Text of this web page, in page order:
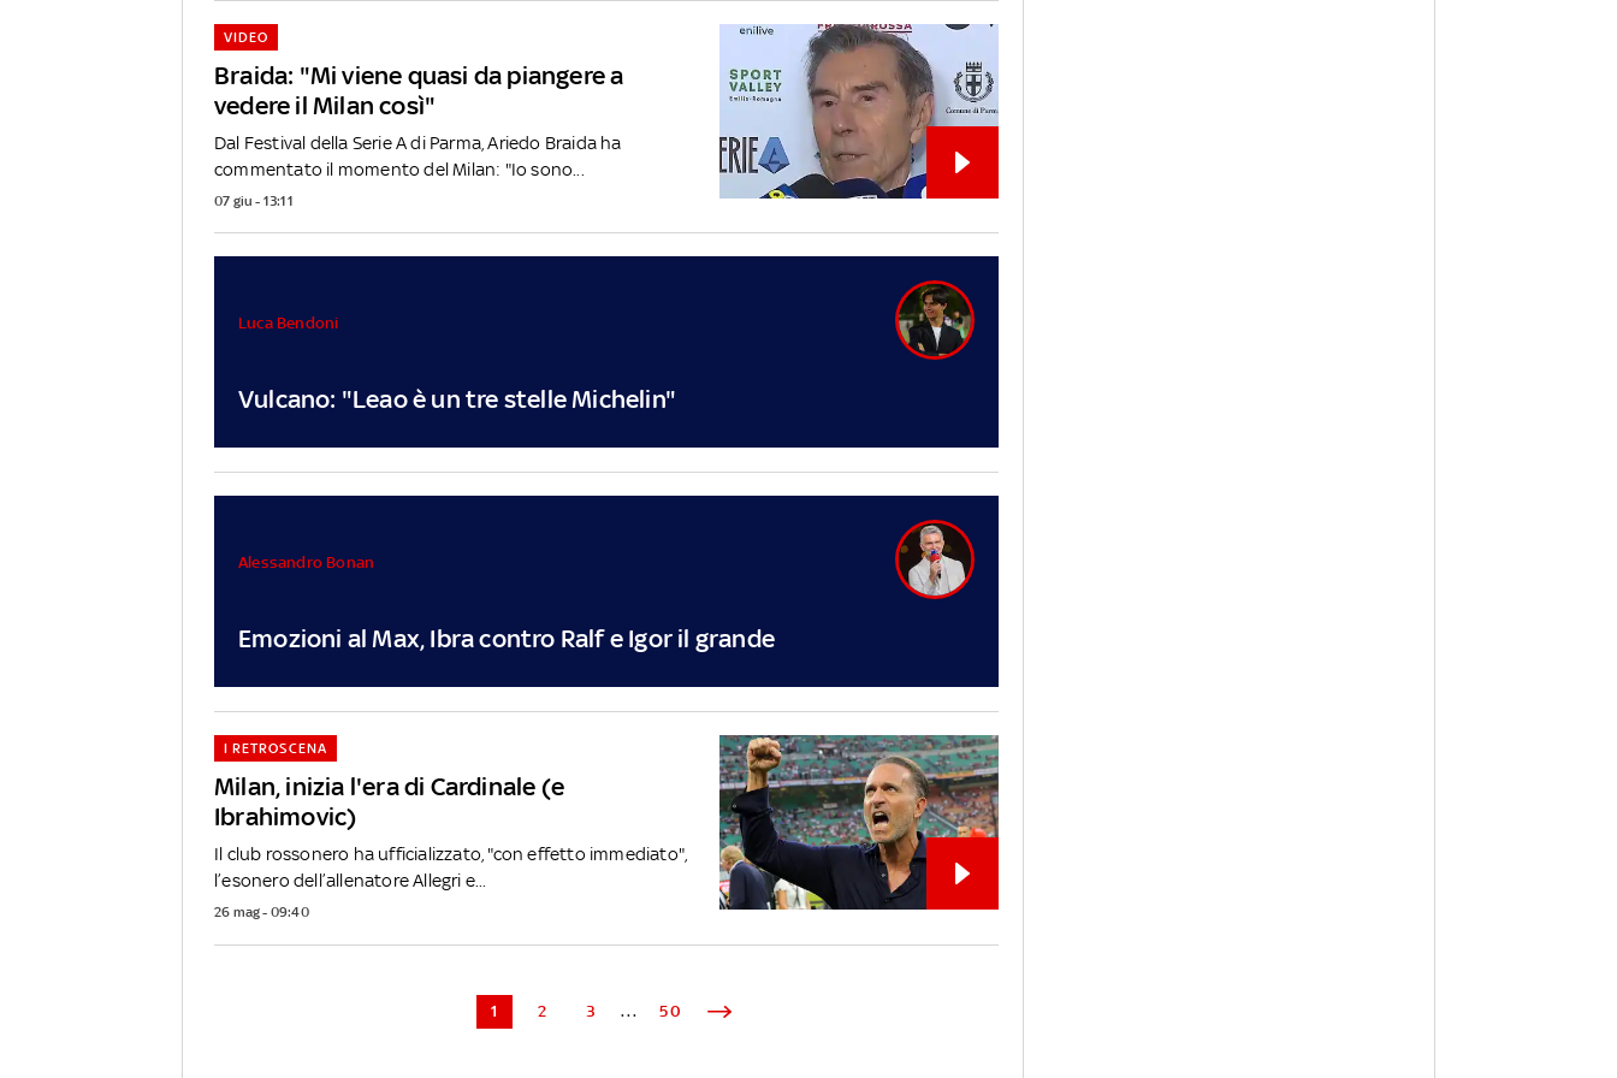
Braida: "Mi viene quasi da piangere a
vedere il Milan così"
VIDEO
Dal Festival della Serie A di Parma, Ariedo Braida ha
commentato il momento del Milan: "Io sono...
07 giu - 13:11
Vulcano: "Leao è un tre stelle Michelin"
Luca Bendoni
Emozioni al Max, Ibra contro Ralf e Igor il grande
Alessandro Bonan
Milan, inizia l'era di Cardinale (e
Ibrahimovic)
I RETROSCENA
Il club rossonero ha ufficializzato, "con effetto immediato",
l’esonero dell’allenatore Allegri e...
26 mag - 09:40
1 2 3 ... 50